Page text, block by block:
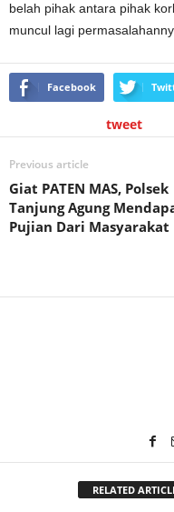
belah pihak antara pihak
muncul lagi
Facebook
tweet
Previous article
Giat PATEN MAS, Polsek
Tanjung Agung
Pujian Dari Masyarakat
RELATED